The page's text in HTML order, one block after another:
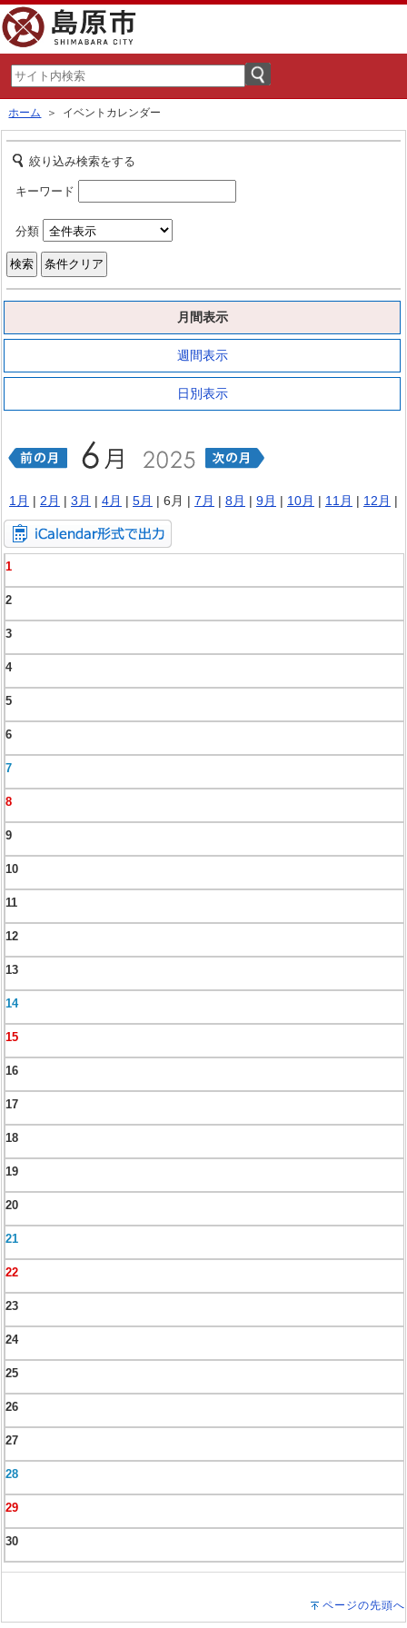
ホーム ＞ イベントカレンダー
絞り込み検索をする
キーワード
分類
月間表示
週間表示
日別表示
1月 | 2月 | 3月 | 4月 | 5月 | 6月 | 7月 | 8月 | 9月 | 10月 | 11月 | 12月 |
1
2
3
4
5
6
7
8
9
10
11
12
13
14
15
16
17
18
19
20
21
22
23
24
25
26
27
28
29
30
ページの先頭へ